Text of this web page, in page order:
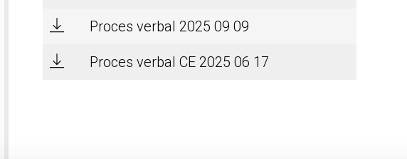
Proces verbal 2025 09 09
Proces verbal CE 2025 06 17